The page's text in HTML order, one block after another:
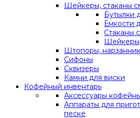
Шейкеры, стаканы
Бутылки
Емкости
Стаканы
Шейкеры
Штопоры,
Сифоны
Сквизеры
Камни для виски
Кофейный инвентарь
Аксессуары
Аппараты для
песке